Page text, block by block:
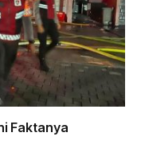
Faktanya